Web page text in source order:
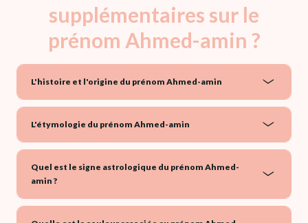
supplémentaires sur le
prénom Ahmed-amin ?
L'histoire et l'origine du prénom Ahmed-amin
L'étymologie du prénom Ahmed-amin
Quel est le signe astrologique du prénom Ahmed-
amin ?